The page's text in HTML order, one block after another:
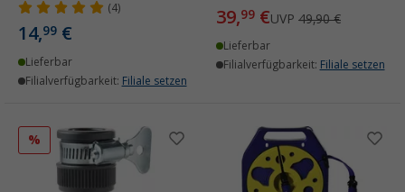
(4)
14,99 €
Lieferbar
Filialverfügbarkeit: Filiale setzen
39,99 €UVP 49,90 €
Lieferbar
Filialverfügbarkeit: Filiale setzen
%